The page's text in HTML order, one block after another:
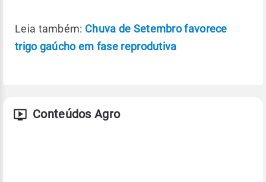
Leia também: Chuva de Setembro favorece
trigo gaúcho em fase reprodutiva
Conteúdos Agro